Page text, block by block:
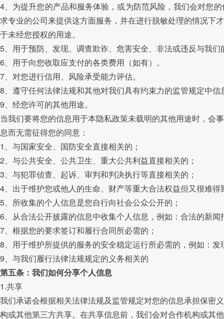
4、为提升您的产品和服务体验，或为防范风险，我们会对您
求专业的公司来提供这方面服务，并在进行脱敏处理的情况下
于未经您授权的用途。
5、用于预防、发现、调查欺诈、危害安全、非法或违反与我
6、用于向您收取应支付的各类费用（如有）。
7、对您进行信用、风险承受能力评估。
8、遵守任何法律法规和其他对我们具有约束力的监管规定中信
9、经您许可的其他用途。
当我们要将您的信息用于本隐私政策未载明的其他用途时，会
息而无需征得您的同意：
1、与国家安全、国防安全直接相关的；
2、与公共安全、公共卫生、重大公共利益直接相关的；
3、与犯罪侦查、起诉、审判和判决执行等直接相关的；
4、出于维护您或他人的生命、财产等重大合法权益但又很难得
5、所收集的个人信息是您自行向社会公众公开的；
6、从合法公开披露的信息中收集个人信息，例如：合法的新
7、根据您的要求签订和履行合同所必需的；
8、用于维护所提供的服务的安全稳定运行所必需的，例如：
9、与我们履行法律法规规定的义务相关的
第五条：我们如何分享个人信息
1.共享
我们承诺会根据相关法律法规及监管规定对您的信息承担保密
构或其他第三方共享。在共享信息前，我们会对合作机构或其